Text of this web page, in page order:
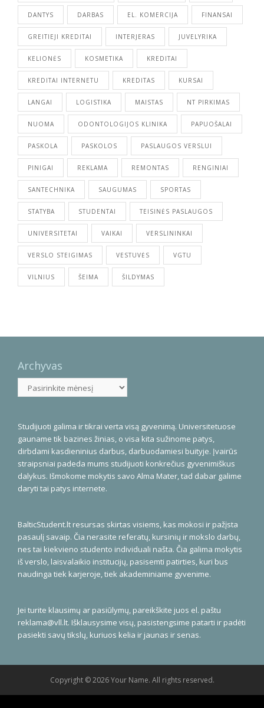
DANTYS DARBAS EL. KOMERCIJA FINANSAI
GREITIEJI KREDITAI INTERJERAS JUVELYRIKA
KELIONĖS KOSMETIKA KREDITAI
KREDITAI INTERNETU KREDITAS KURSAI
LANGAI LOGISTIKA MAISTAS NT PIRKIMAS
NUOMA ODONTOLOGIJOS KLINIKA PAPUOŠALAI
PASKOLA PASKOLOS PASLAUGOS VERSLUI
PINIGAI REKLAMA REMONTAS RENGINIAI
SANTECHNIKA SAUGUMAS SPORTAS
STATYBA STUDENTAI TEISINĖS PASLAUGOS
UNIVERSITETAI VAIKAI VERSLININKAI
VERSLO STEIGIMAS VESTUVĖS VGTU
VILNIUS ŠEIMA ŠILDYMAS
Archyvas
Archyvas
Studijuoti galima ir tikrai verta visą gyvenimą. Universitetuose
gauname tik bazines žinias, o visa kita sužinome patys,
dirbdami kasdieninius darbus, darbuodamiesi buityje. Įvairūs
straipsniai padeda mums studijuoti konkrečius gyvenimiškus
dalykus. Išmokome mokytis savo Alma Mater, tad dabar galime
daryti tai patys internete.
BalticStudent.lt resursas skirtas visiems, kas mokosi ir pažįsta
pasaulį savaip. Čia nerasite referatų, kursinių ir mokslo darbų,
nes tai kiekvieno studento individuali našta. Čia galima mokytis
iš verslo, laisvalaikio institucijų, pasisemti patirties, kuri bus
naudinga tiek karjeroje, tiek akademiniame gyvenime.
Jei turite klausimų ar pasiūlymų, pareikškite juos el. paštu
reklama@vll.lt. Išklausysime visų, pasistengsime patarti ir padėti
pasiekti savų tikslų, kuriuos kelia ir jaunas ir senas.
Copyright © 2026 Your Name. All rights reserved.